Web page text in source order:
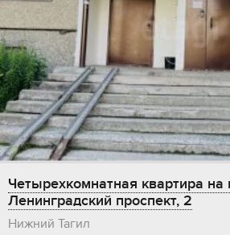
Четырехкомнатная квартира
Ленинградский проспект, 2
Нижний Тагил